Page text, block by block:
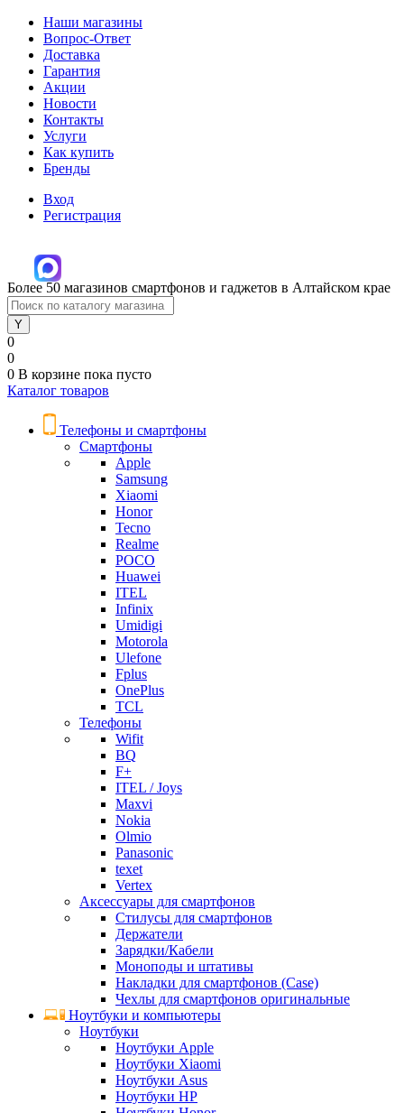
Наши магазины
Вопрос-Ответ
Доставка
Гарантия
Акции
Новости
Контакты
Услуги
Как купить
Бренды
Вход
Регистрация
Более 50 магазинов смартфонов и гаджетов в Алтайском крае
0
0
0 В корзине пока пусто
Каталог товаров
Телефоны и смартфоны
Смартфоны
Apple
Samsung
Xiaomi
Honor
Tecno
Realme
POCO
Huawei
ITEL
Infinix
Umidigi
Motorola
Ulefone
Fplus
OnePlus
TCL
Телефоны
Wifit
BQ
F+
ITEL / Joys
Maxvi
Nokia
Olmio
Panasonic
texet
Vertex
Аксессуары для смартфонов
Стилусы для смартфонов
Держатели
Зарядки/Кабели
Моноподы и штативы
Накладки для смартфонов (Case)
Чехлы для смартфонов оригинальные
Ноутбуки и компьютеры
Ноутбуки
Ноутбуки Apple
Ноутбуки Xiaomi
Ноутбуки Asus
Ноутбуки HP